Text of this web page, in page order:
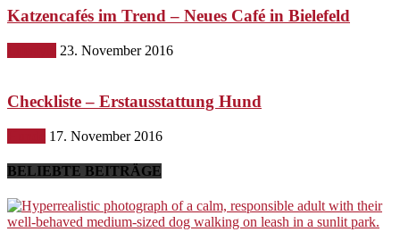
Katzencafés im Trend – Neues Café in Bielefeld
23. November 2016
Checkliste – Erstausstattung Hund
17. November 2016
BELIEBTE BEITRÄGE